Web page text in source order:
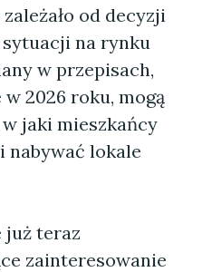
od decyzji
na rynku
w przepisach,
2026 roku, mogą
w jaki mieszkańcy
nabywać lokale
już teraz
zainteresowanie